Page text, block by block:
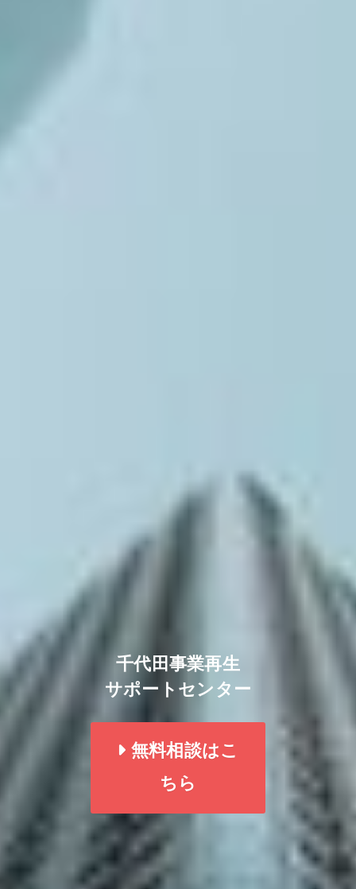
千代田事業再生
サポートセンター
無料相談はこ
ちら